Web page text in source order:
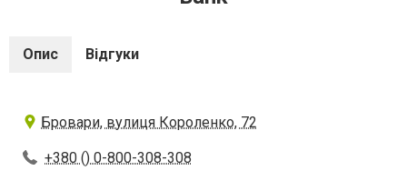
Опис Відгуки
Бровари, вулиця Короленко, 72
+380 () 0-800-308-308